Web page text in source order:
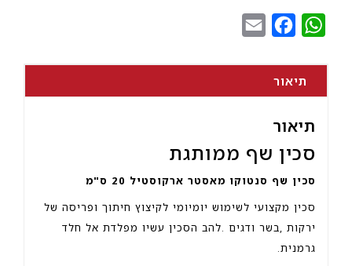
ממותגת
WhatsApp
Facebook
תיאור
תיאור
סכין שף ממותגת
סכין שף סנטוקו מאסטר ארקוסטיל 20 ס"מ
סכין מקצועי לשימוש יומיומי לקיצוץ חיתוך ופריסה של
ירקות ,בשר ודגים .להב הסכין עשיו מפלדת אל חלד
גרמנית.